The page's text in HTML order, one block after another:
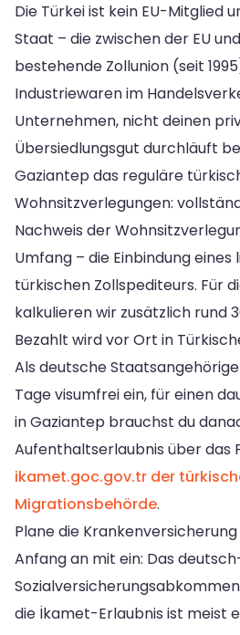
Die Türkei ist kein EU-Mitglied
Staat – die zwischen der EU
bestehende Zollunion (seit
Industriewaren im
Unternehmen, nicht deinen
Übersiedlungsgut durchläuft
Gaziantep das reguläre
Wohnsitzverlegungen:
Nachweis der
Umfang – die Einbindung eines
türkischen Zollspediteurs. Für
kalkulieren wir zusätzlich rund
Bezahlt wird vor Ort in
Als deutsche
Tage visumfrei ein, für einen
in Gaziantep brauchst du
Aufenthaltserlaubnis über das
ikamet.goc.gov.tr der
Migrationsbehörde.
Plane die
Anfang an mit ein: Das
die İkamet-Erlaubnis ist meist